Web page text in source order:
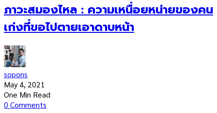
ภาวะสมองไหล : ความเหนื่อยหน่ายของคน
เก่งที่ขอไปตายเอาดาบหน้า
sopons
May 4, 2021
One Min Read
0 Comments